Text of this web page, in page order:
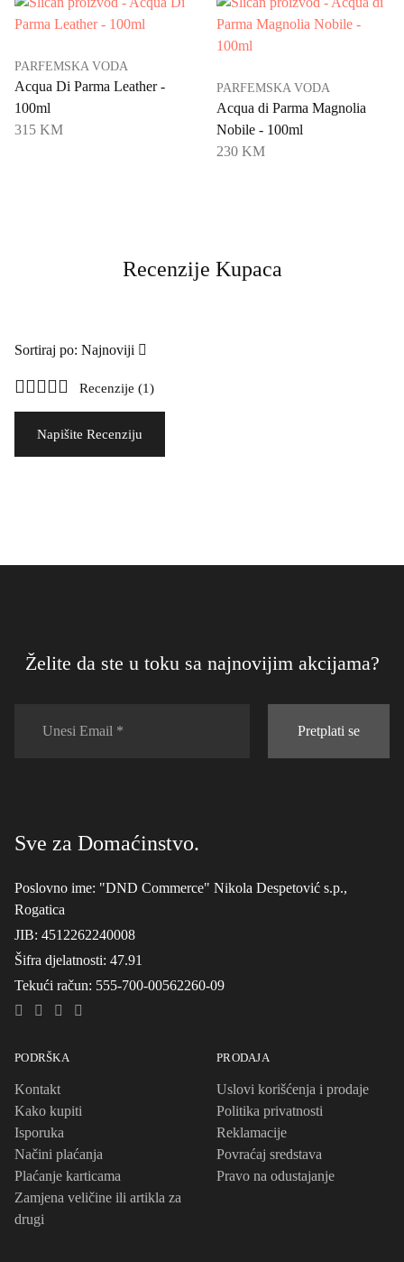
PARFEMSKA VODA
Acqua Di Parma Leather -
100ml
315 KM
PARFEMSKA VODA
Acqua di Parma Magnolia
Nobile - 100ml
230 KM
Recenzije Kupaca
Sortiraj po: Najnoviji
Recenzije (1)
Napišite Recenziju
Želite da ste u toku sa najnovijim akcijama?
Pretplati se
Sve za Domaćinstvo.
Poslovno ime: "DND Commerce" Nikola Despetović s.p.,
Rogatica
JIB: 4512262240008
Šifra djelatnosti: 47.91
Tekući račun: 555-700-00562260-09
PODRŠKA
Kontakt
Kako kupiti
Isporuka
Načini plaćanja
Plaćanje karticama
Zamjena veličine ili artikla za
drugi
PRODAJA
Uslovi korišćenja i prodaje
Politika privatnosti
Reklamacije
Povraćaj sredstava
Pravo na odustajanje